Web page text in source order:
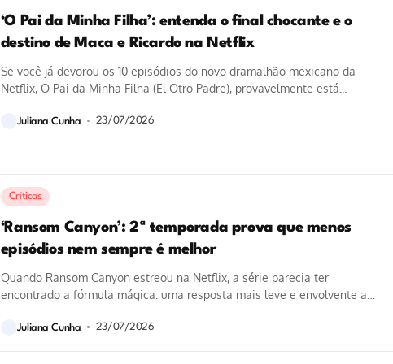
‘O Pai da Minha Filha’: entenda o final chocante e o
destino de Maca e Ricardo na Netflix
Se você já devorou os 10 episódios do novo dramalhão mexicano da
Netflix, O Pai da Minha Filha (El Otro Padre), provavelmente está...
Juliana Cunha 23/07/2026
Críticas
‘Ransom Canyon’: 2ª temporada prova que menos
episódios nem sempre é melhor
Quando Ransom Canyon estreou na Netflix, a série parecia ter
encontrado a fórmula mágica: uma resposta mais leve e envolvente a
Juliana Cunha 23/07/2026